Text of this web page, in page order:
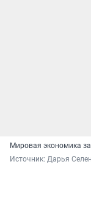
Мировая экономика
Источник: Дарья